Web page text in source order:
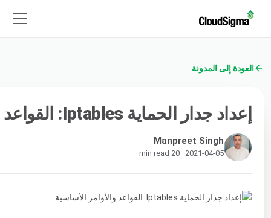
العودة إلى المدونة
إعداد جدار الحماية Iptables: القواعد والأوامر الأساسية
Manpreet Singh
2021-04-05 · 20 min read